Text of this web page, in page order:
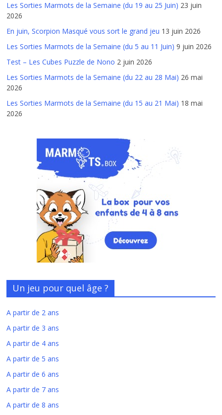
Les Sorties Marmots de la Semaine (du 19 au 25 Juin) 23 juin
2026
En juin, Scorpion Masqué vous sort le grand jeu 13 juin 2026
Les Sorties Marmots de la Semaine (du 5 au 11 Juin) 9 juin 2026
Test – Les Cubes Puzzle de Nono 2 juin 2026
Les Sorties Marmots de la Semaine (du 22 au 28 Mai) 26 mai
2026
Les Sorties Marmots de la Semaine (du 15 au 21 Mai) 18 mai
2026
Un jeu pour quel âge ?
A partir de 2 ans
A partir de 3 ans
A partir de 4 ans
A partir de 5 ans
A partir de 6 ans
A partir de 7 ans
A partir de 8 ans